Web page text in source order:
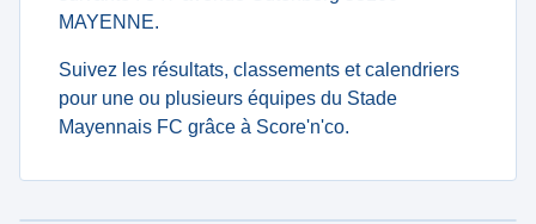
MAYENNE.
Suivez les résultats, classements et calendriers
pour une ou plusieurs équipes du Stade
Mayennais FC grâce à Score'n'co.